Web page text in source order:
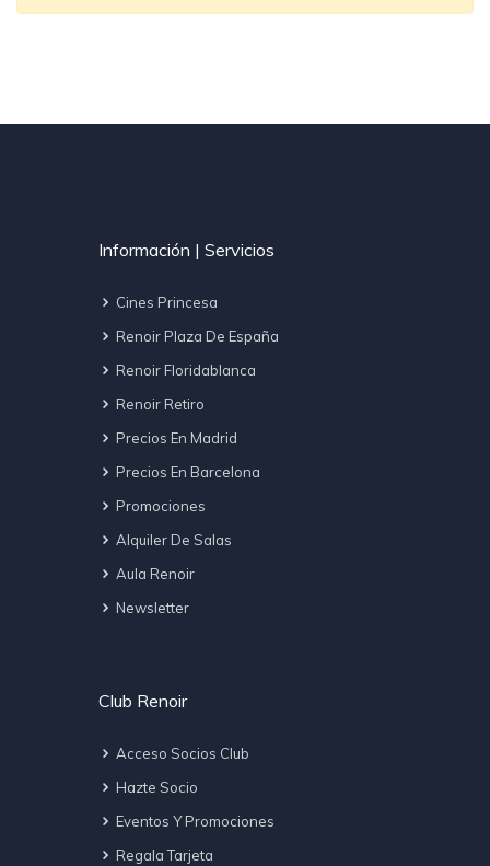
Información | Servicios
Cines Princesa
Renoir Plaza De España
Renoir Floridablanca
Renoir Retiro
Precios En Madrid
Precios En Barcelona
Promociones
Alquiler De Salas
Aula Renoir
Newsletter
Club Renoir
Acceso Socios Club
Hazte Socio
Eventos Y Promociones
Regala Tarjeta